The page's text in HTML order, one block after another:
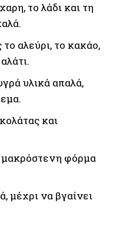
το λάδι και τη
αλεύρι, το κακάο,
υλικά απαλά,
και
φόρμα
μέχρι να βγαίνει